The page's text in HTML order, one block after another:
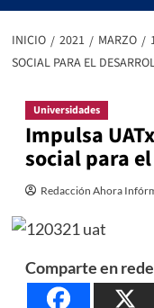
INICIO 2021 MARZO
SOCIAL PARA EL
Universidades
Impulsa
social para
Redacción Ahora
Comparte en